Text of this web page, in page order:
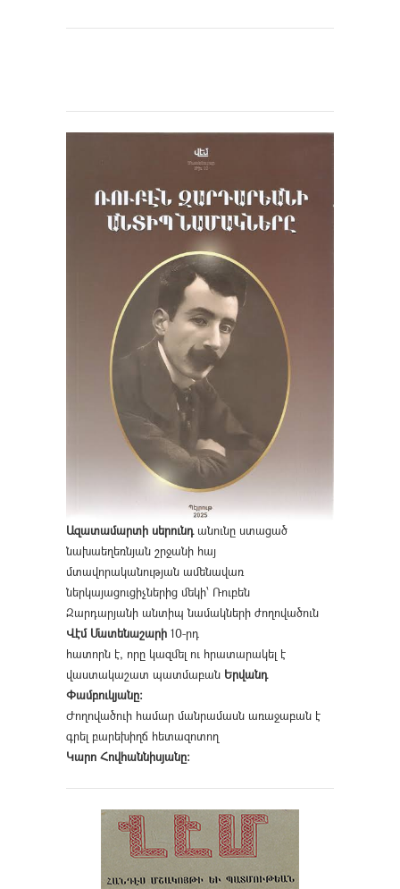
Ազատամարտի սերունդանունը ստացած
նախաեղեռնյան շրջանի հայ
մտավորականության ամենավառ
ներկայացուցիչներից մեկի՝ Ռուբեն
Զարդարյանի անտիպ նամակների ժողովածուն
Վէմ Մատենաշարի 10-րդ
հատորն է, որը կազմել ու հրատարակել է
վաստակաշատ պատմաբան Երվանդ
Փամբուկյանը։
Ժողովածուի համար մանրամասն առաջաբան է
գրել բարեխիղճ հետազոտող
Կարո Հովհաննիսյանը։